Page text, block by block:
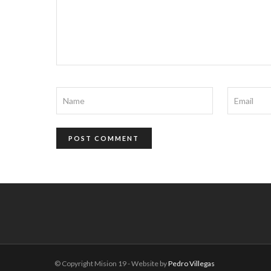
© Copyright Mision 19 - Website byPedro Villegas